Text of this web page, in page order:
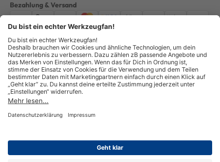
Bezahlung & Versand
ImpressumAGBDatenschutzWiderruf Vertrag widerrufen
Alle Preise verstehen sich inkl. ges. MwSt. *Kostenloser Versand innerhalb
Deutschlands, bei Bestellungen ab 100,00 Euro.
© Copyright 2026 GOTOOLS GmbH - Alle Rechte vorbehalten. powered by
createyourtemplate